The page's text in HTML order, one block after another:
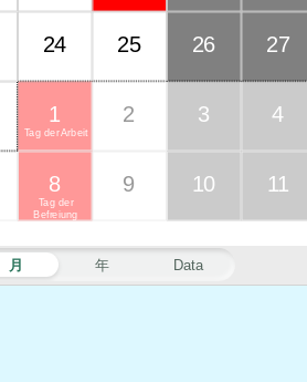
月 年 Data
24 25 26 27
Tag der Arbeit
1 2 3 4
Tag der
Befreiung
8 9 10 11